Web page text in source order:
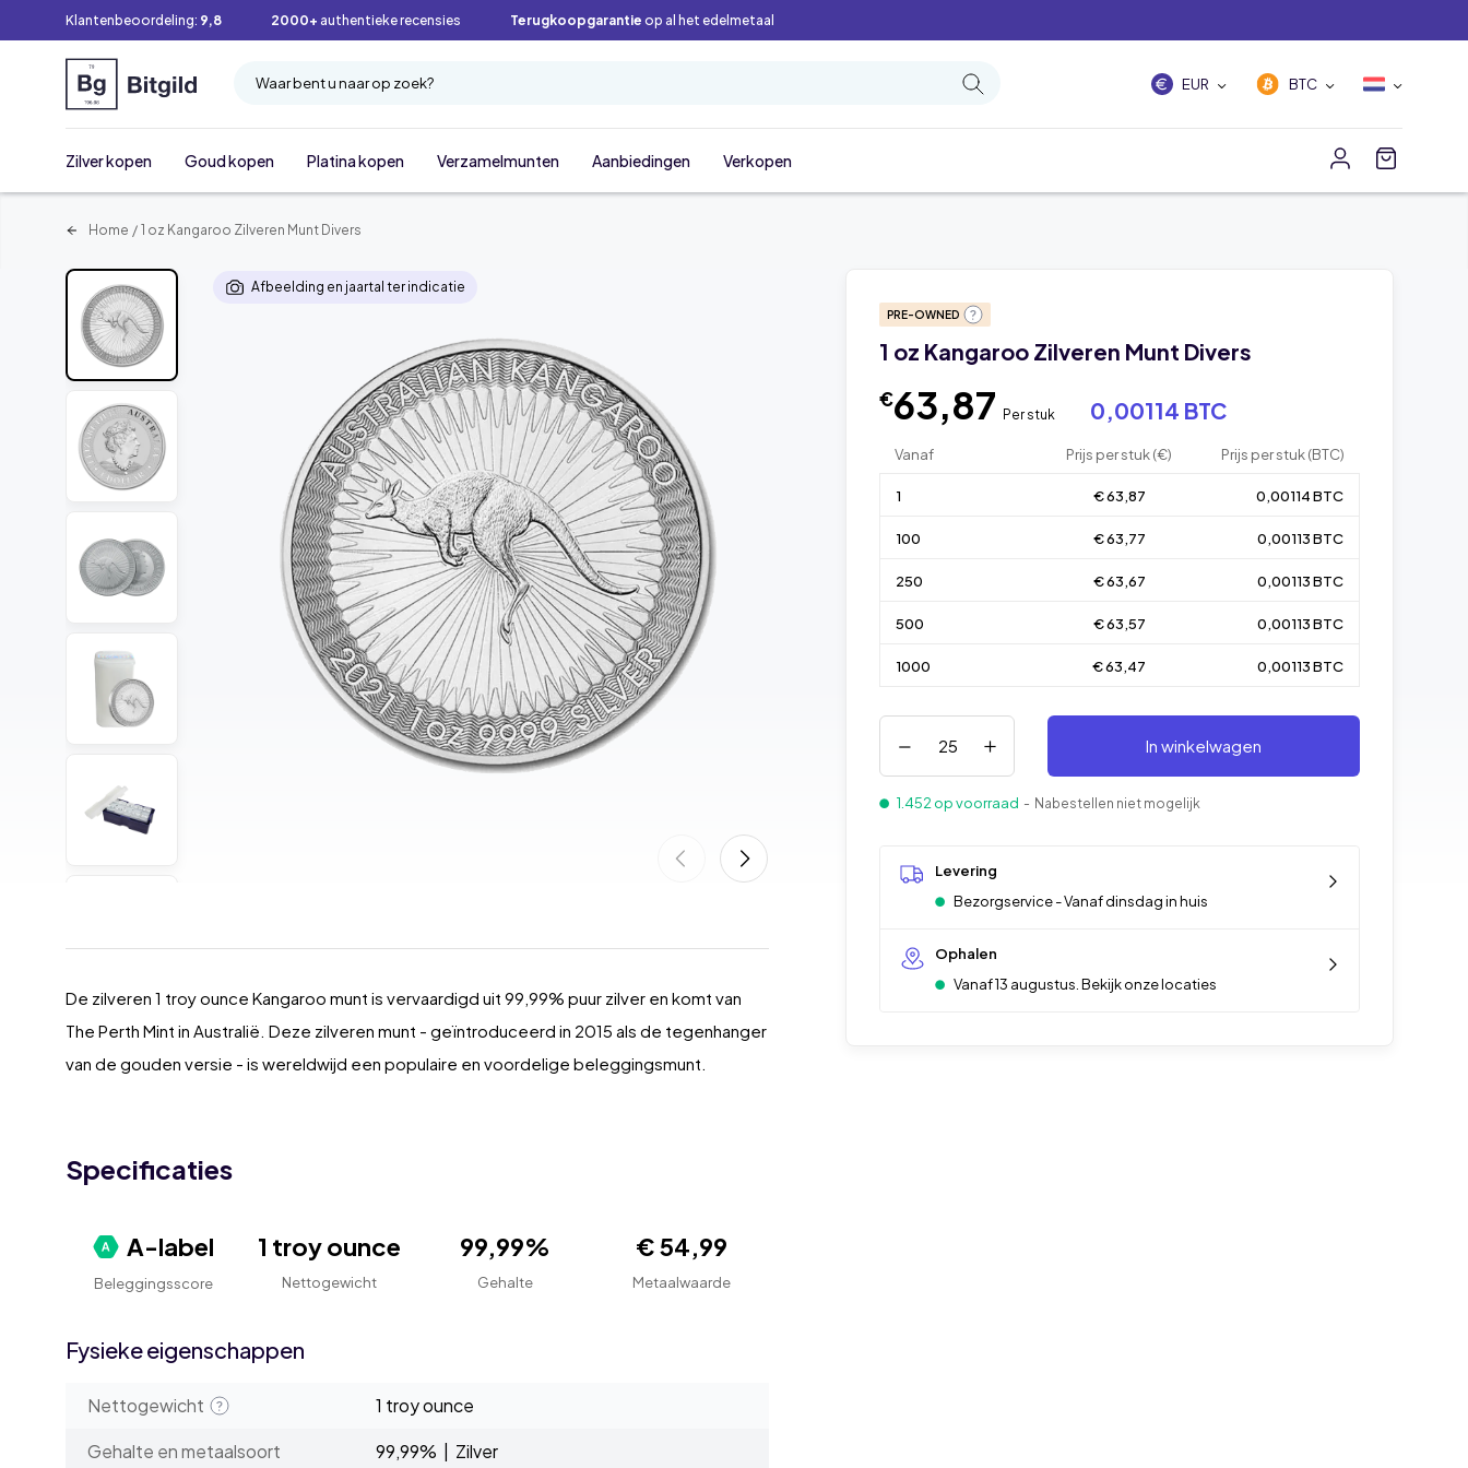
Klantenbeoordeling: 9,8 2000+ authentieke recensies Terugkoopgarantie op al het edelmetaal
Waar bent u naar op zoek? EUR BTC
Zilver kopen Goud kopen Platina kopen Verzamelmunten Aanbiedingen Verkopen
Home / 1 oz Kangaroo Zilveren Munt Divers
PRE-OWNED
1 oz Kangaroo Zilveren Munt Divers
€63,87 Per stuk 0,00114 BTC
Vanaf Prijs per stuk (€) Prijs per stuk (BTC)
1 € 63,87 0,00114 BTC
100 € 63,77 0,00113 BTC
250 € 63,67 0,00113 BTC
500 € 63,57 0,00113 BTC
1000 € 63,47 0,00113 BTC
In winkelwagen
1.452 op voorraad - Nabestellen niet mogelijk
Levering
Bezorgservice - Vanaf dinsdag in huis
Ophalen
Vanaf 13 augustus. Bekijk onze locaties
Afbeelding en jaartal ter indicatie
De zilveren 1 troy ounce Kangaroo munt is vervaardigd uit 99,99% puur zilver en komt van
The Perth Mint in Australië. Deze zilveren munt - geïntroduceerd in 2015 als de tegenhanger
van de gouden versie - is wereldwijd een populaire en voordelige beleggingsmunt.
Specificaties
A-label
Beleggingsscore
1 troy ounce
Nettogewicht
99,99%
Gehalte
€ 54,99
Metaalwaarde
Fysieke eigenschappen
Nettogewicht
1 troy ounce
Gehalte en metaalsoort
99,99% | Zilver